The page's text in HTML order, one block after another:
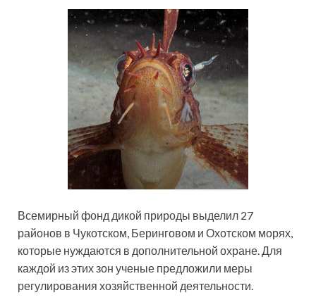
Всемирный фонд дикой природы выделил 27
районов в Чукотском, Беринговом и Охотском морях,
которые нуждаются в дополнительной охране. Для
каждой из этих зон ученые предложили меры
регулирования хозяйственной деятельности.